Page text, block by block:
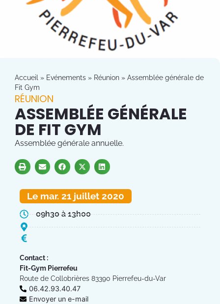
Accueil » Evénements » Réunion » Assemblée générale de
Fit Gym
RÉUNION
ASSEMBLÉE GÉNÉRALE
DE FIT GYM
Assemblée générale annuelle.
Le mar. 21 juillet 2020
09h30 à 13h00
Contact :
Fit-Gym Pierrefeu
Route de Collobrières 83390 Pierrefeu-du-Var
06.42.93.40.47
Envoyer un e-mail